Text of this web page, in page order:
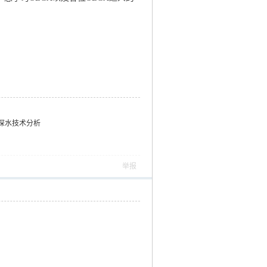
水技术分析
举报